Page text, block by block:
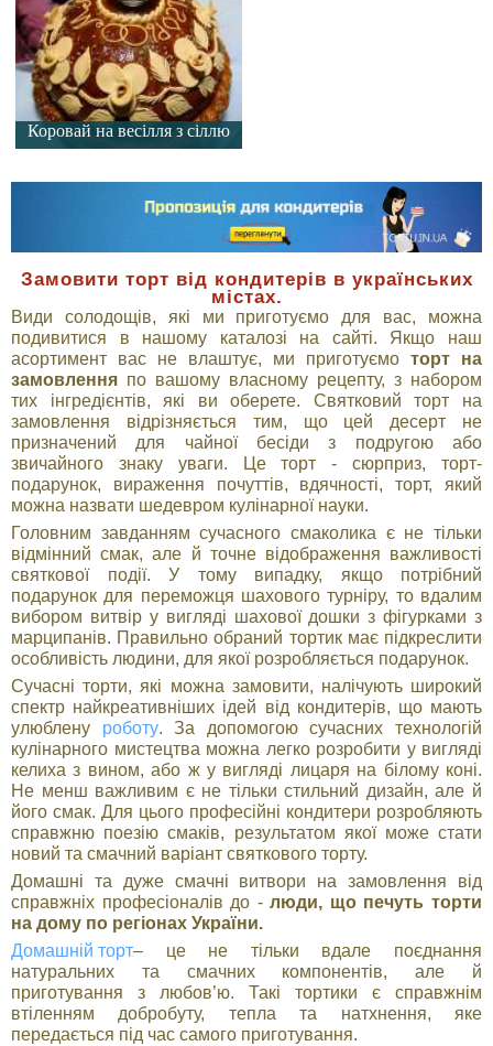
Коровай на весілля з сіллю
Замовити торт від кондитерів в українських
містах.
Види солодощів, які ми приготуємо для вас, можна
подивитися в нашому каталозі на сайті. Якщо наш
асортимент вас не влаштує, ми приготуємо торт на
замовлення по вашому власному рецепту, з набором
тих інгредієнтів, які ви оберете. Святковий торт на
замовлення відрізняється тим, що цей десерт не
призначений для чайної бесіди з подругою або
звичайного знаку уваги. Це торт - сюрприз, торт-
подарунок, вираження почуттів, вдячності, торт, який
можна назвати шедевром кулінарної науки.
Головним завданням сучасного смаколика є не тільки
відмінний смак, але й точне відображення важливості
святкової події. У тому випадку, якщо потрібний
подарунок для переможця шахового турніру, то вдалим
вибором витвір у вигляді шахової дошки з фігурками з
марципанів. Правильно обраний тортик має підкреслити
особливість людини, для якої розробляється подарунок.
Сучасні торти, які можна замовити, налічують широкий
спектр найкреативніших ідей від кондитерів, що мають
улюблену роботу. За допомогою сучасних технологій
кулінарного мистецтва можна легко розробити у вигляді
келиха з вином, або ж у вигляді лицаря на білому коні.
Не менш важливим є не тільки стильний дизайн, але й
його смак. Для цього професійні кондитери розробляють
справжню поезію смаків, результатом якої може стати
новий та смачний варіант святкового торту.
Домашні та дуже смачні витвори на замовлення від
справжніх професіоналів до -люди, що печуть торти
на дому по регіонах України.
Домашній торт– це не тільки вдале поєднання
натуральних та смачних компонентів, але й
приготування з любов’ю. Такі тортики є справжнім
втіленням добробуту, тепла та натхнення, яке
передається під час самого приготування.